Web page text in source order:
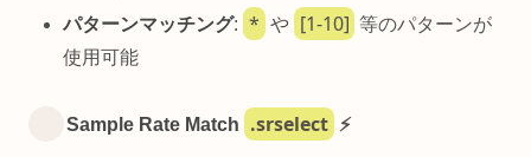
パターンマッチング: * や [1-10] 等のパターンが
使用可能
Sample Rate Match .srselect ⚡